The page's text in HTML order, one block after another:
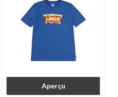
Aperçu